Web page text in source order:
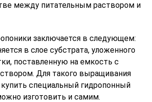
между питательным раствором и
заключается в следующем:
в слое субстрата, уложенного
поставленную на емкость с
Для такого выращивания
специальный гидропонный
изготовить и самим.